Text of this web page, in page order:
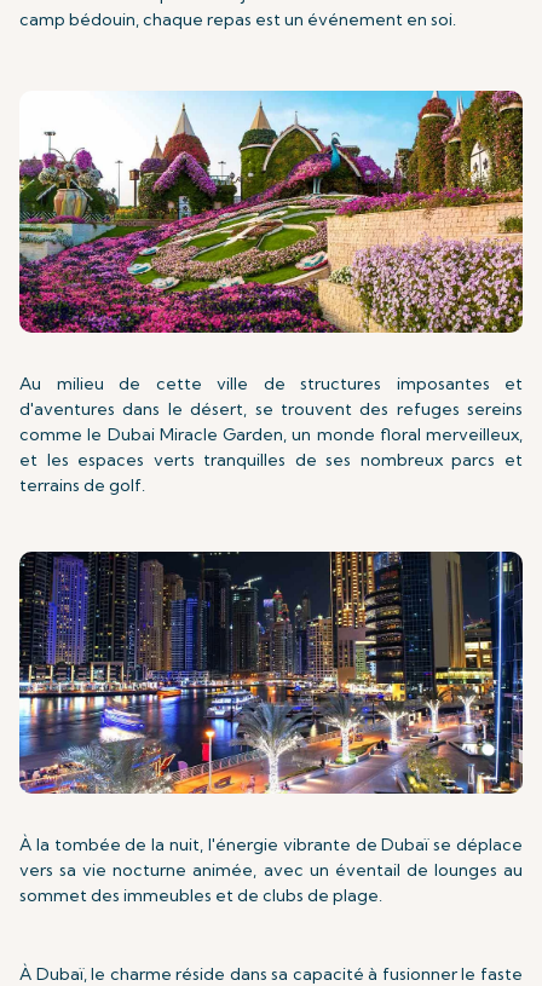
camp bédouin, chaque repas est un événement en soi.
Au milieu de cette ville de structures imposantes et
d'aventures dans le désert, se trouvent des refuges sereins
comme le Dubai Miracle Garden, un monde floral merveilleux,
et les espaces verts tranquilles de ses nombreux parcs et
terrains de golf.
À la tombée de la nuit, l'énergie vibrante de Dubaï se déplace
vers sa vie nocturne animée, avec un éventail de lounges au
sommet des immeubles et de clubs de plage.
À Dubaï, le charme réside dans sa capacité à fusionner le faste